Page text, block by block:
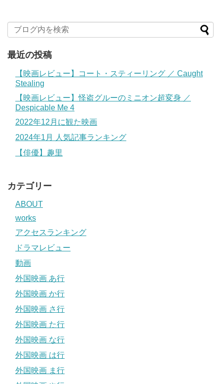
最近の投稿
【映画レビュー】コート・スティーリング ／ Caught
Stealing
【映画レビュー】怪盗グルーのミニオン超変身 ／
Despicable Me 4
2022年12月に観た映画
2024年1月 人気記事ランキング
【俳優】趣里
カテゴリー
ABOUT
works
アクセスランキング
ドラマレビュー
動画
外国映画 あ行
外国映画 か行
外国映画 さ行
外国映画 た行
外国映画 な行
外国映画 は行
外国映画 ま行